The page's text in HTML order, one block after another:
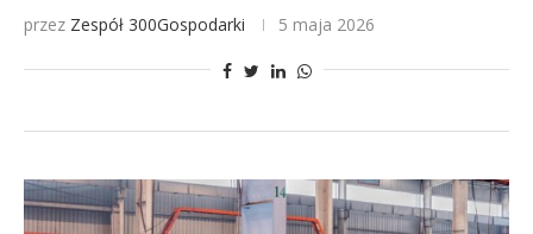
przez Zespół 300Gospodarki 5 maja 2026